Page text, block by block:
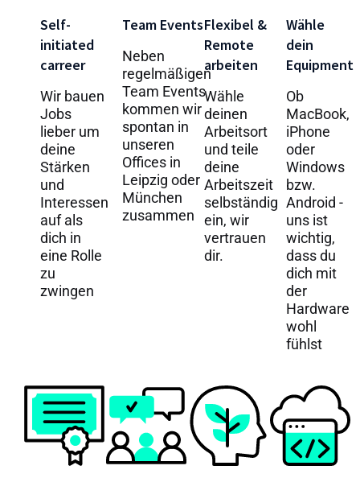
Self-
initiated
carreer
Wir bauen
Jobs
lieber um
deine
Stärken
und
Interessen
auf als
dich in
eine Rolle
zu
zwingen
Team Events
Neben
regelmäßigen
Team Events
kommen wir
spontan in
unseren
Offices in
Leipzig oder
München
zusammen
Flexibel &
Remote
arbeiten
Wähle
deinen
Arbeitsort
und teile
deine
Arbeitszeit
selbständig
ein, wir
vertrauen
dir.
Wähle
dein
Equipment
Ob
MacBook,
iPhone
oder
Windows
bzw.
Android -
uns ist
wichtig,
dass du
dich mit
der
Hardware
wohl
fühlst